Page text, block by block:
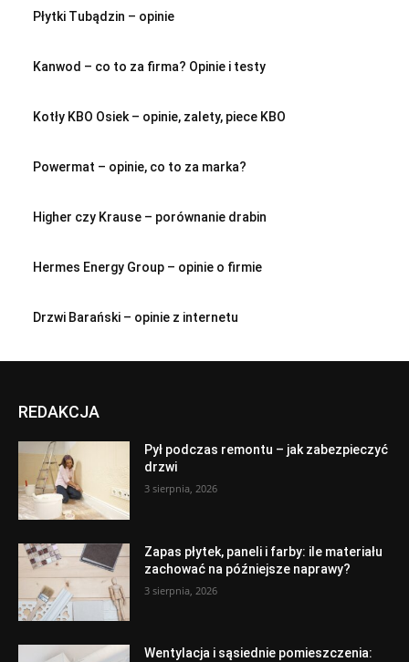
Płytki Tubądzin – opinie
Kanwod – co to za firma? Opinie i testy
Kotły KBO Osiek – opinie, zalety, piece KBO
Powermat – opinie, co to za marka?
Higher czy Krause – porównanie drabin
Hermes Energy Group – opinie o firmie
Drzwi Barański – opinie z internetu
REDAKCJA
Pył podczas remontu – jak zabezpieczyć
drzwi
3 sierpnia, 2026
Zapas płytek, paneli i farby: ile materiału
zachować na późniejsze naprawy?
3 sierpnia, 2026
Wentylacja i sąsiednie pomieszczenia: